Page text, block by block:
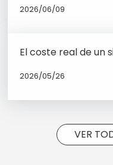
2026/06/09
See
El coste real de un
2026/05/26
See
VER